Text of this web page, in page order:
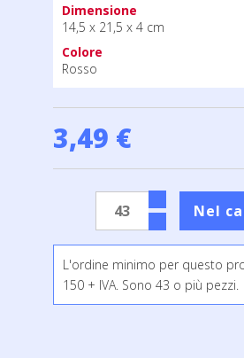
Dimensione
14,5 x 21,5 x 4 cm
Colore
Rosso
3,49 €
L'ordine minimo per questo
150 + IVA. Sono 43 o più pezzi.